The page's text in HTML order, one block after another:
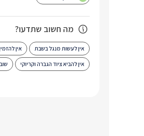
מה חשוב שתדעו?
אין לעשות מנגל בשבת אין
אין להביא ציוד הגברה וקריוקי